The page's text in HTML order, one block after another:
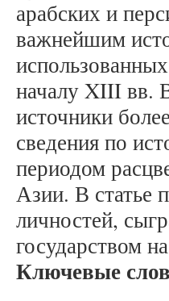
арабских и
важнейшим
началу XIII вв.
источники
сведения по
периодом
Азии. В статье
личностей,
государством
Ключевые